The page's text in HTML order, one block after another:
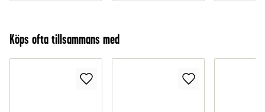
Köps ofta tillsammans med